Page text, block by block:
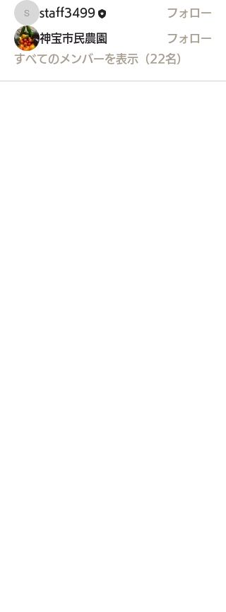
staff3499
staff3499 フォロー
神宝市民農園
フォロー
すべてのメンバーを表示（22名）